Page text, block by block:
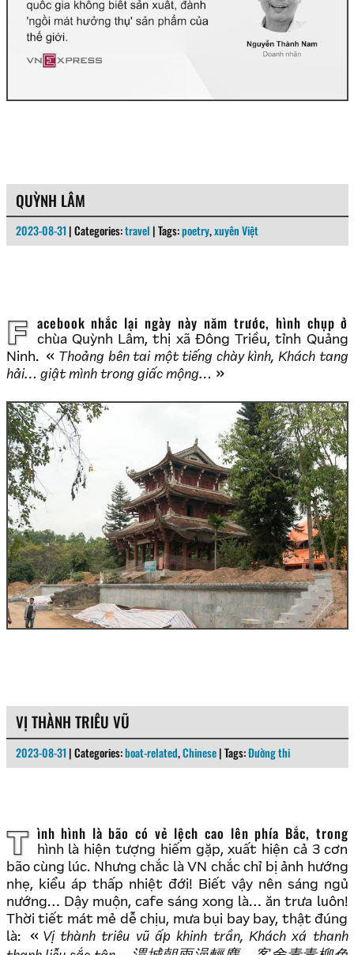
QUỲNH LÂM
2023-08-31 | Categories:travel | Tags:poetry,xuyên Việt
Facebook nhắc lại ngày này năm trước, hình chụp ở
chùa Quỳnh Lâm, thị xã Đông Triều, tỉnh Quảng
Ninh.
Thoảng bên tai một tiếng chày kình, Khách tang
hải… giật mình trong giấc mộng…
VỊ THÀNH TRIÊU VŨ
2023-08-31 | Categories:boat-related,Chinese | Tags:Đường thi
Tình hình là bão có vẻ lệch cao lên phía Bắc, trong
hình là hiện tượng hiếm gặp, xuất hiện cả 3 cơn
bão cùng lúc. Nhưng chắc là VN chắc chỉ bị ảnh hướng
nhẹ, kiểu áp thấp nhiệt đới! Biết vậy nên sáng ngủ
nướng… Dậy muộn, cafe sáng xong là… ăn trưa luôn!
Thời tiết mát mẻ dễ chịu, mưa bụi bay bay, thật đúng
là:
Vị thành triêu vũ ấp khinh trần, Khách xá thanh